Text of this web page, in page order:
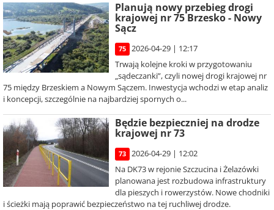
Planują nowy przebieg drogi
krajowej nr 75 Brzesko - Nowy
Sącz
75
2026-04-29 | 12:17
Trwają kolejne kroki w przygotowaniu
„sądeczanki”, czyli nowej drogi krajowej nr
75 między Brzeskiem a Nowym Sączem. Inwestycja wchodzi w etap analiz
i koncepcji, szczególnie na najbardziej spornych o...
Będzie bezpieczniej na drodze
krajowej nr 73
73
2026-04-29 | 12:02
Na DK73 w rejonie Szczucina i Żelazówki
planowana jest rozbudowa infrastruktury
dla pieszych i rowerzystów. Nowe chodniki
i ścieżki mają poprawić bezpieczeństwo na tej ruchliwej drodze.